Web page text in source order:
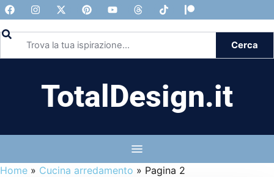
Cerca
TotalDesign.it
Home » Cucina arredamento » Pagina 2